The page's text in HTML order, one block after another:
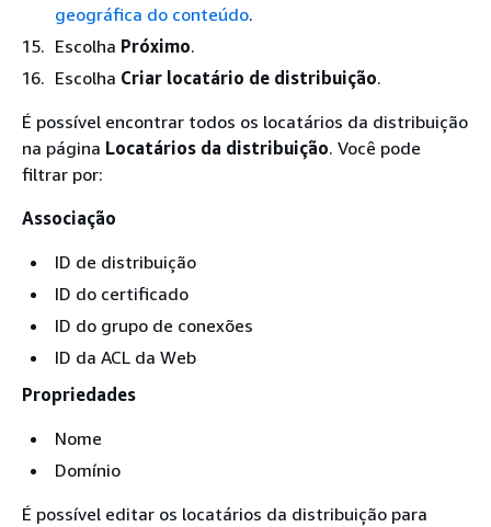
geográfica do conteúdo.
Escolha Próximo.
Escolha Criar locatário de distribuição.
É possível encontrar todos os locatários da distribuição
na página Locatários da distribuição. Você pode
filtrar por:
Associação
ID de distribuição
ID do certificado
ID do grupo de conexões
ID da ACL da Web
Propriedades
Nome
Domínio
É possível editar os locatários da distribuição para